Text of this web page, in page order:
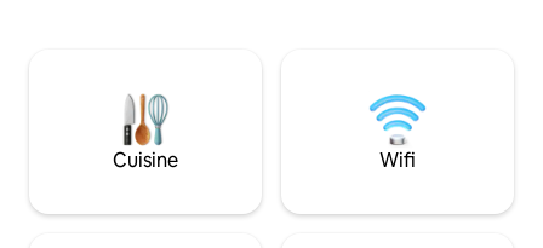
de 150 x 200 cm. Ses différents types de
décoration (fonctionnelle,
méditerranéenne ou sophistiquée)
créent dans les chambres un style
cathédrale sont à
quelques mètres
typique pour les
autonome : VUT-
Cuisine Wifi